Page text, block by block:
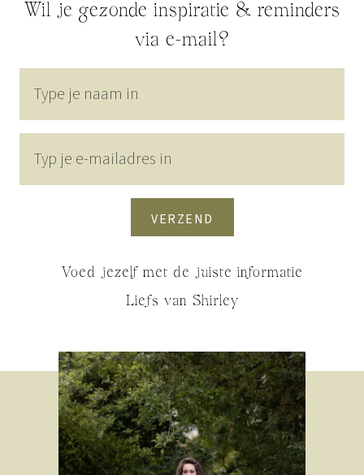
Wil je gezonde inspiratie & reminders
via e-mail?
VERZEND
Voed jezelf met de juiste informatie
Liefs van Shirley